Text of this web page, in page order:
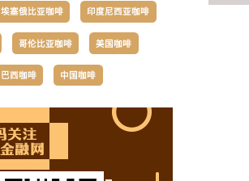
埃塞俄比亚咖啡 印度尼西亚咖啡
哥伦比亚咖啡 美国咖啡
巴西咖啡 中国咖啡